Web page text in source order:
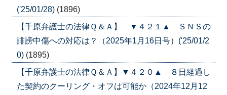
('25/01/28) (1896)
【千原弁護士の法律Ｑ＆Ａ】 ▼４２１▲ ＳＮＳの
誹謗中傷への対応は？（2025年1月16日号）('25/01/2
0) (1895)
【千原弁護士の法律Ｑ＆Ａ】▼４２０▲ ８日経過し
た契約のクーリング・オフは可能か（2024年12月12